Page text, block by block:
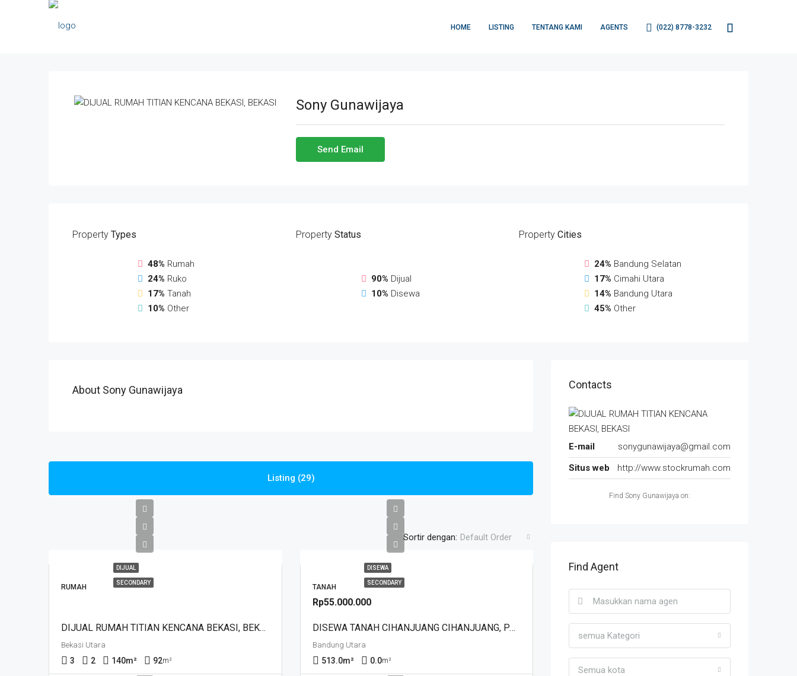
HOME LISTING TENTANG KAMI AGENTS (022) 8778-3232
Sony Gunawijaya
Send Email
Property Types
48% Rumah
24% Ruko
17% Tanah
10% Other
PropertyStatus
90% Dijual
10% Disewa
Property Cities
24% Bandung Selatan
17% Cimahi Utara
14% Bandung Utara
45% Other
About Sony Gunawijaya
Listing (29)
Sortir dengan: Default Order
DIJUAL
SECONDARY
RUMAH
DIJUAL RUMAH TITIAN KENCANA BEKASI, BEKASI
Bekasi Utara
3 2 140m² 92m²
DISEWA
SECONDARY
TANAH
Rp55.000.000
DISEWA TANAH CIHANJUANG CIHANJUANG, PARONGPONG, BANDUNG
Bandung Utara
513.0m² 0.0m²
Contacts
E-mail
sonygunawijaya@gmail.com
Situs web
http://www.stockrumah.com
Find Sony Gunawijaya on:
Find Agent
semua Kategori
Semua kota